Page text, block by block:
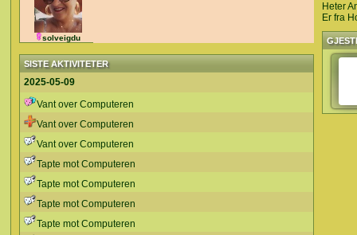
solveigdu
SISTE AKTIVITETER
2025-05-09
Vant over Computeren
Vant over Computeren
Vant over Computeren
Tapte mot Computeren
Tapte mot Computeren
Tapte mot Computeren
Tapte mot Computeren
Heter
Er fra